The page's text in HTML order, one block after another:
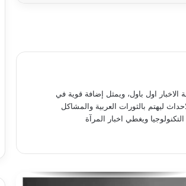
الاخبار اول باول، ويمثل إضافة قوية في
ليهتم بالثورات العربية والمشاكل
ويغطي اخبار المرآة
«الست» لـ منى زكي في 4 أيام
متحف الفنون الشعبية بأكاديمية الفنون
يستقبل طلاب المعهد العالي للفنون
التطبيقية بأكتوبر
اليهم “